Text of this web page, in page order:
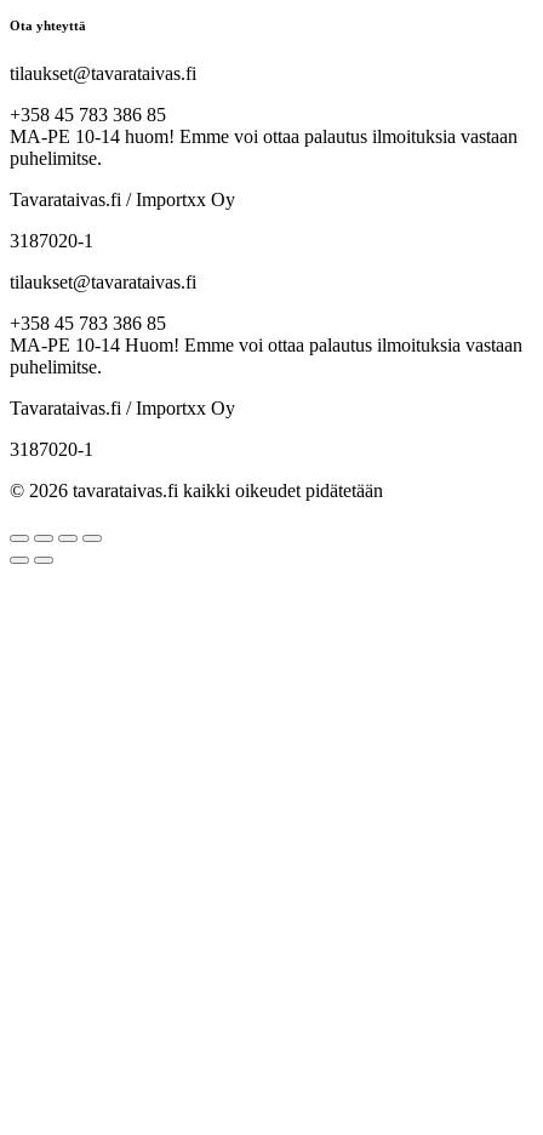
Ota yhteyttä
tilaukset@tavarataivas.fi
+358 45 783 386 85
MA-PE 10-14 huom! Emme voi ottaa palautus ilmoituksia vastaan
puhelimitse.
Tavarataivas.fi / Importxx Oy
3187020-1
tilaukset@tavarataivas.fi
+358 45 783 386 85
MA-PE 10-14 Huom! Emme voi ottaa palautus ilmoituksia vastaan
puhelimitse.
Tavarataivas.fi / Importxx Oy
3187020-1
© 2026 tavarataivas.fi kaikki oikeudet pidätetään